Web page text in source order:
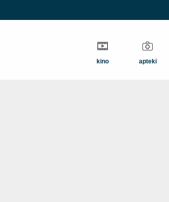
kino apteki